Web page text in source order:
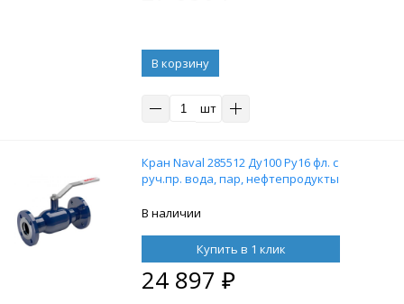
В корзину
шт
Кран Naval 285512 Ду100 Ру16 фл. с
руч.пр. вода, пар, нефтепродукты
В наличии
Купить в 1 клик
24 897 ₽